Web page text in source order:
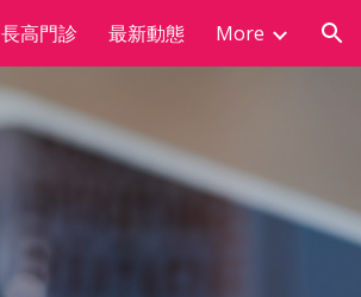
長高門診 最新動態 More